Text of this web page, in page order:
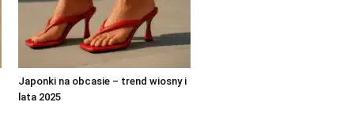
Japonki na obcasie – trend wiosny i
lata 2025